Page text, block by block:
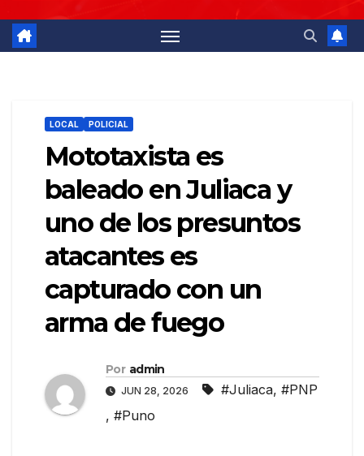
LOCAL POLICIAL
Mototaxista es
baleado en Juliaca y
uno de los presuntos
atacantes es
capturado con un
arma de fuego
Por admin
JUN 28, 2026 #Juliaca, #PNP
, #Puno